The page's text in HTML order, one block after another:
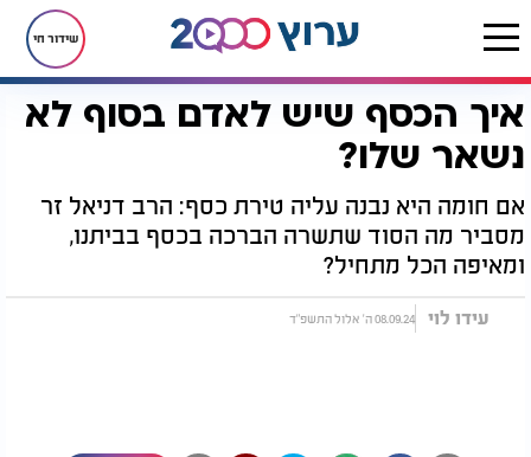
שידור חי
דף הבית יהדות איך הכסף שיש לאדם בסוף לא נשאר שלו?
איך הכסף שיש לאדם בסוף לא
נשאר שלו?
אם חומה היא נבנה עליה טירת כסף: הרב דניאל זר
מסביר מה הסוד שתשרה הברכה בכסף בביתנו,
ומאיפה הכל מתחיל?
עידו לוי 08.09.24 ה' אלול התשפ"ד